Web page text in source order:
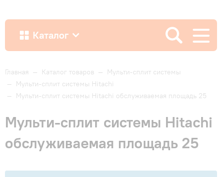
Каталог
Как купить
Доставка и оплата
Гарантия и сервис
Главная — Каталог товаров — Мульти-сплит системы
— Мульти-сплит системы Hitachi
— Мульти-сплит системы Hitachi обслуживаемая площадь 25
Мульти-сплит системы Hitachi
обслуживаемая площадь 25